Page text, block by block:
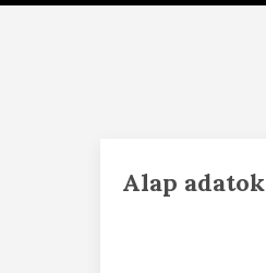
Alap adatok